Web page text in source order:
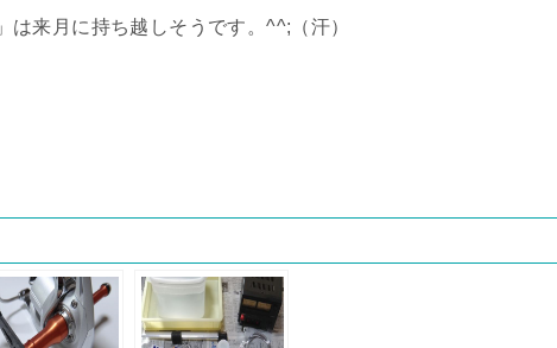
来月に持ち越しそうです。^^;（汗）